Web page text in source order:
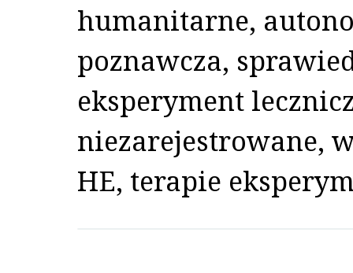
humanitarne,
poznawcza,
eksperyment
niezarejestrowane,
HE, terapie